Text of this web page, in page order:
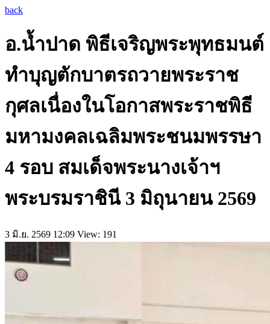
back
อ.น้ำปาด พิธีเจริญพระพุทธมนต์
ทำบุญตักบาตรถวายพระราช
กุศลเนื่องในโอกาสพระราชพิธี
มหามงคลเฉลิมพระชนมพรรษา
4 รอบ สมเด็จพระนางเจ้าฯ
พระบรมราชินี 3 มิถุนายน 2569
3 มิ.ย. 2569 12:09 View: 191